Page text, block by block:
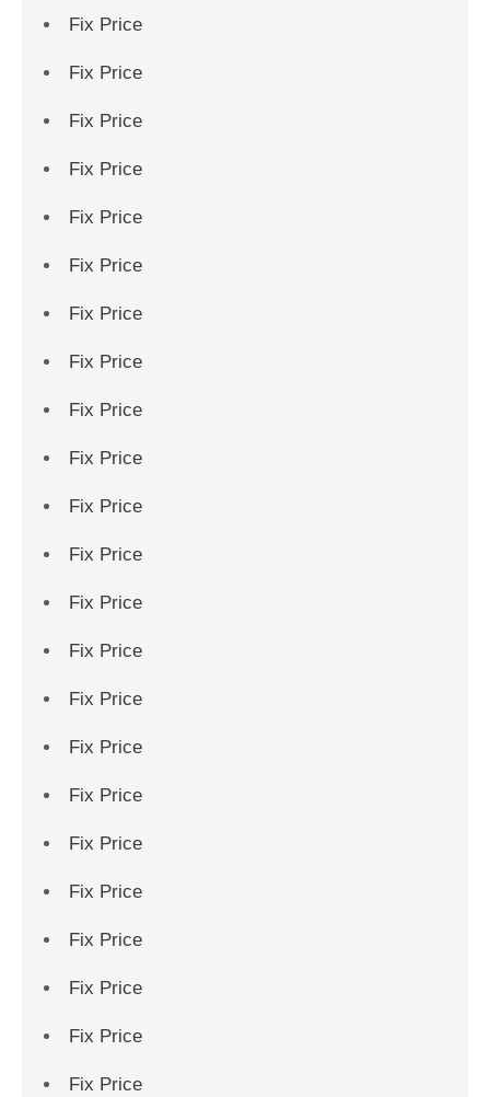
Fix Price
Fix Price
Fix Price
Fix Price
Fix Price
Fix Price
Fix Price
Fix Price
Fix Price
Fix Price
Fix Price
Fix Price
Fix Price
Fix Price
Fix Price
Fix Price
Fix Price
Fix Price
Fix Price
Fix Price
Fix Price
Fix Price
Fix Price